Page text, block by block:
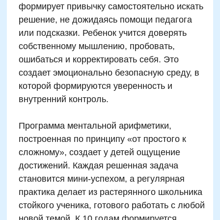
занятий учащиеся показывают улучшения в
понимании даже гуманитарных предметов.
Такая взаимосвязь между ментальными
навыками и академическим потенциалом все
чаще становится предметом внимания
развития устного счета встраиваются в
подготовку к ВПР и переходу на
профильные курсы. Во многих школах дети,
прошедшие курсы ментального счета, сдают
этом уровень ошибок снижен на 30% по
демонстрирует эффективность нового
подхода не только как допобразования, но и
как фундаментальной части школьной
подготовки.